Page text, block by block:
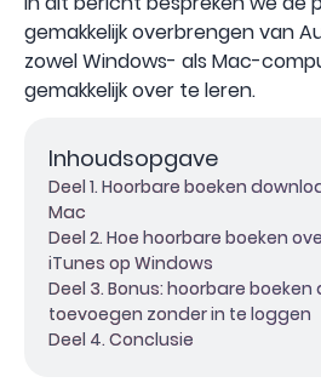
gemakkelijk overbrengen van
zowel Windows- als Mac-
gemakkelijk over te leren.
Inhoudsopgave
Deel 1. Hoorbare boeken
Mac
Deel 2. Hoe hoorbare boeken
iTunes op Windows
Deel 3. Bonus: hoorbare boeken
toevoegen zonder in te loggen
Deel 4. Conclusie